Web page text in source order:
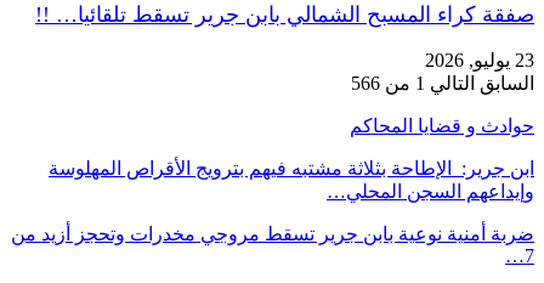
صفقة كراء المسبح الشمالي بابن جرير تسقط تلقائيا… !!
23 يوليو, 2026
السابق التالي 1 من 566
حوادث و قضايا المحاكم
ابن جرير: الإطاحة بثلاثة مشتبه فيهم بترويج الأقراص المهلوسة
وإيداعهم السجن المحلي…
ضربة أمنية نوعية بابن جرير تسقط مروجي مخدرات وتحجز أزيد من
7…